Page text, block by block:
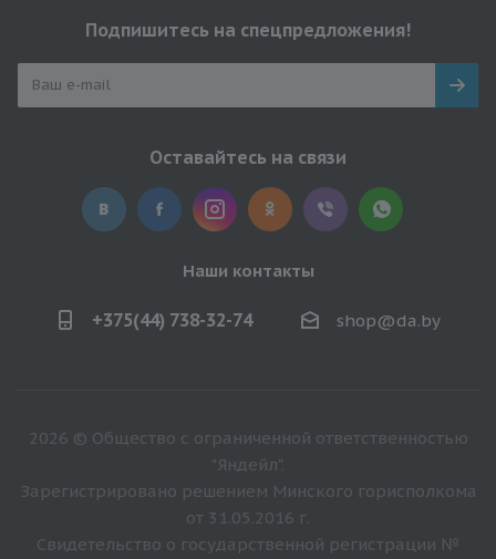
Подпишитесь на спецпредложения!
Оставайтесь на связи
Наши контакты
+375(44) 738-32-74 shop@da.by
2026 © Общество с ограниченной ответственностью
"Яндейл".
Зарегистрировано решением Минского горисполкома
от 31.05.2016 г.
Свидетельство о государственной регистрации №